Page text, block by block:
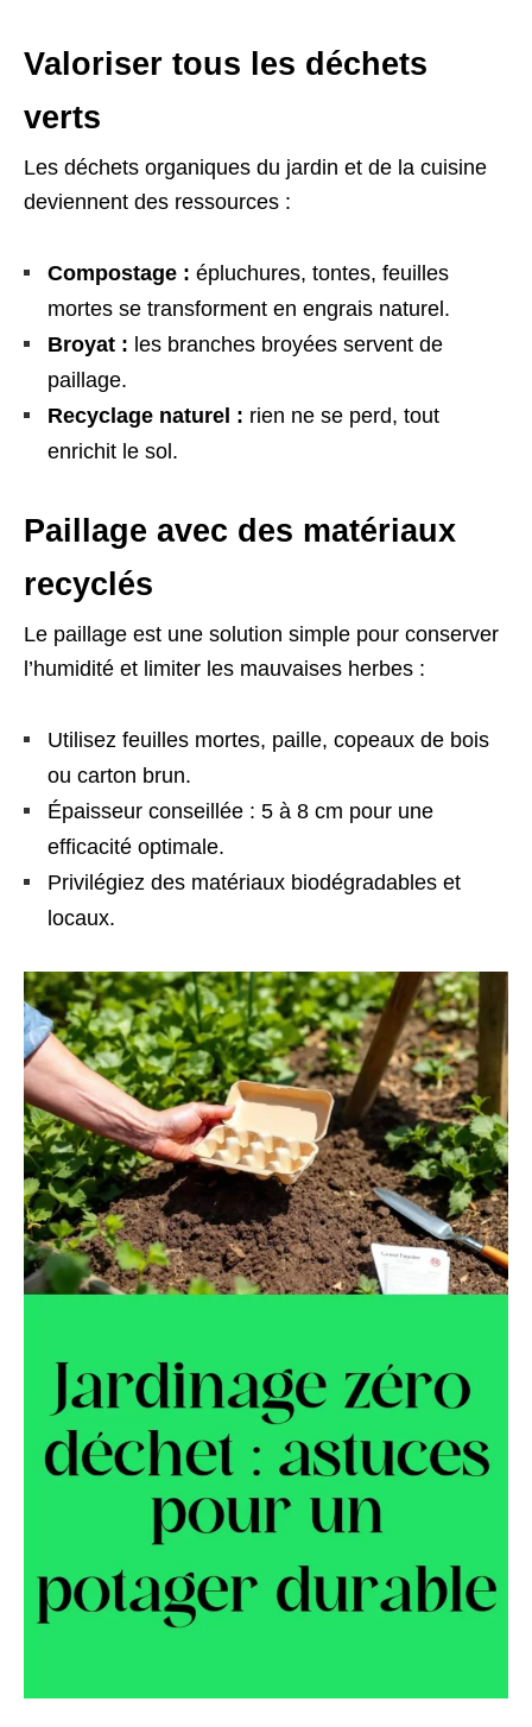
Valoriser tous les déchets
verts
Les déchets organiques du jardin et de la cuisine
deviennent des ressources :
Compostage : épluchures, tontes, feuilles
mortes se transforment en engrais naturel.
Broyat : les branches broyées servent de
paillage.
Recyclage naturel : rien ne se perd, tout
enrichit le sol.
Paillage avec des matériaux
recyclés
Le paillage est une solution simple pour conserver
l’humidité et limiter les mauvaises herbes :
Utilisez feuilles mortes, paille, copeaux de bois
ou carton brun.
Épaisseur conseillée : 5 à 8 cm pour une
efficacité optimale.
Privilégiez des matériaux biodégradables et
locaux.